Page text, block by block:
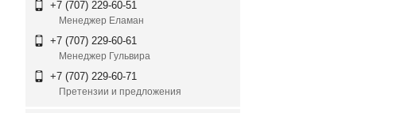
+7 (707) 229-60-51
Менеджер Еламан
+7 (707) 229-60-61
Менеджер Гульвира
+7 (707) 229-60-71
Претензии и предложения